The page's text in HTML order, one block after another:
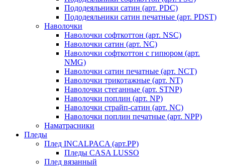
Пододеяльники сатин (арт. PDC)
Пододеяльники сатин печатные (арт. PDST)
Наволочки
Наволочки софткоттон (арт. NSC)
Наволочки сатин (арт. NC)
Наволочки софткоттон с гипюром (арт.
NMG)
Наволочки сатин печатные (арт. NCT)
Наволочки трикотажные (арт. NT)
Наволочки стеганные (арт. STNP)
Наволочки поплин (арт. NP)
Наволочки страйп-сатин (арт. NC)
Наволочки поплин печатные (арт. NPP)
Наматрасники
Пледы
Плед INCALPACA (арт.PP)
Пледы CASA LUSSO
Плед вязанный